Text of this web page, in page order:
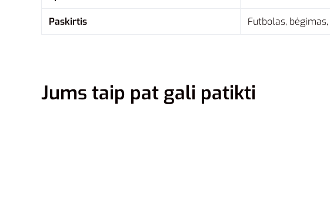
Paskirtis Futbolas,
Jums taip pat gali patikti